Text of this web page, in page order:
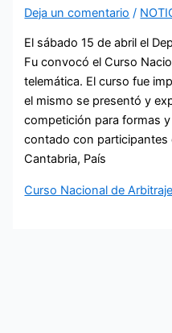
Deja un comentario /
El sábado 15 de abril el
Fu convocó el Curso
telemática. El curso fue
el mismo se presentó y
competición para formas
contado con participantes
Cantabria, País
Curso Nacional de